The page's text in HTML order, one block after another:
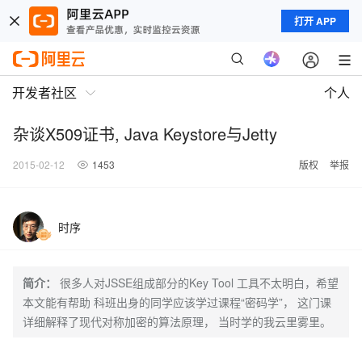
打开 APP
开发者社区 个人
杂谈X509证书, Java Keystore与Jetty
2015-02-12 1453 版权 举报
时序
简介：
很多人对JSSE组成部分的Key Tool 工具不太明白，希望
本文能有帮助 科班出身的同学应该学过课程“密码学”， 这门课
详细解释了现代对称加密的算法原理， 当时学的我云里雾里。